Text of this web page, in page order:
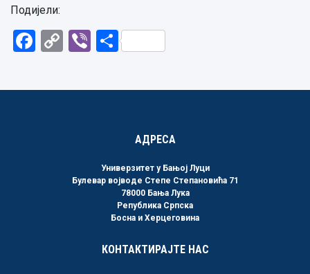
Подијели:
Facebook
CopyViberShare
АДРЕСА
Универзитет у Бањој Луци
Булевар војводе Степе Степановића 71
78000 Бања Лука
Република Српска
Босна и Херцеговина
КОНТАКТИРАЈТЕ НАС